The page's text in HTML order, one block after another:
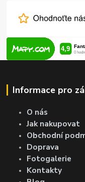
Informace pro
O nás
Jak nakupovat
Obchodní
Doprava
Fotogalerie
Kontakty